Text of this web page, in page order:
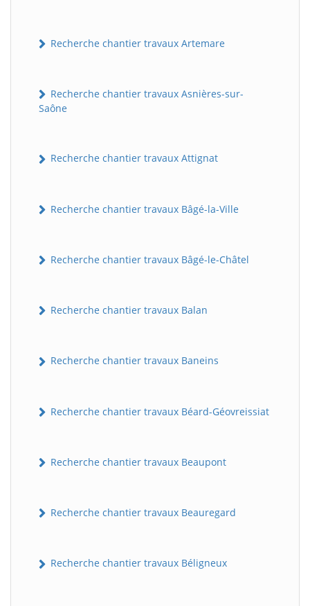
Recherche chantier travaux Artemare
Recherche chantier travaux Asnières-sur-
Saône
Recherche chantier travaux Attignat
Recherche chantier travaux Bâgé-la-Ville
Recherche chantier travaux Bâgé-le-Châtel
Recherche chantier travaux Balan
Recherche chantier travaux Baneins
Recherche chantier travaux Béard-Géovreissiat
Recherche chantier travaux Beaupont
Recherche chantier travaux Beauregard
Recherche chantier travaux Béligneux